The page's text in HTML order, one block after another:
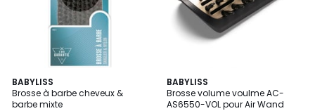
BABYLISS
Brosse à barbe cheveux &
barbe mixte
BABYLISS
Brosse volume voulme AC-
AS6550-VOL pour Air Wand